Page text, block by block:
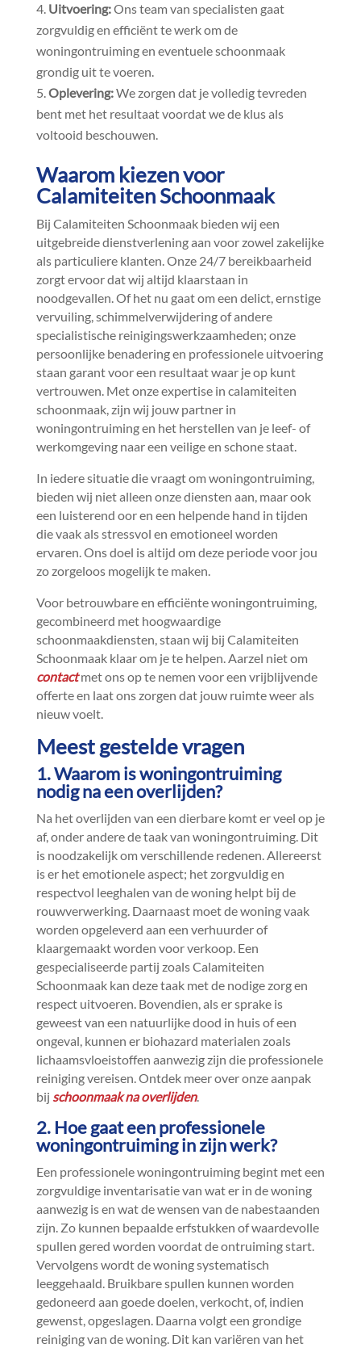
Uitvoering:Ons team van specialisten gaat
zorgvuldig en efficiënt te werk om de
woningontruiming en eventuele schoonmaak
grondig uit te voeren.​
Oplevering:We zorgen dat je volledig tevreden
bent met het resultaat voordat we de klus als
voltooid beschouwen.​
Waarom kiezen voor
Calamiteiten Schoonmaak
Bij Calamiteiten Schoonmaak bieden wij een
uitgebreide dienstverlening aan voor zowel zakelijke
als particuliere klanten.​ Onze 24/7 bereikbaarheid
zorgt ervoor dat wij altijd klaarstaan in
noodgevallen.​ Of het nu gaat om een delict, ernstige
vervuiling, schimmelverwijdering of andere
specialistische reinigingswerkzaamheden; onze
persoonlijke benadering en professionele uitvoering
staan garant voor een resultaat waar je op kunt
vertrouwen.​ Met onze expertise in calamiteiten
schoonmaak, zijn wij jouw partner in
woningontruiming en het herstellen van je leef- of
werkomgeving naar een veilige en schone staat.​
In iedere situatie die vraagt om woningontruiming,
bieden wij niet alleen onze diensten aan, maar ook
een luisterend oor en een helpende hand in tijden
die vaak als stressvol en emotioneel worden
ervaren.​ Ons doel is altijd om deze periode voor jou
zo zorgeloos mogelijk te maken.​
Voor betrouwbare en efficiënte woningontruiming,
gecombineerd met hoogwaardige
schoonmaakdiensten, staan wij bij Calamiteiten
Schoonmaak klaar om je te helpen.​ Aarzel niet om
contactmet ons op te nemen voor een vrijblijvende
offerte en laat ons zorgen dat jouw ruimte weer als
nieuw voelt.​
Meest gestelde vragen
1.​ Waarom is woningontruiming
nodig na een overlijden?
Na het overlijden van een dierbare komt er veel op je
af, onder andere de taak van woningontruiming.​ Dit
is noodzakelijk om verschillende redenen.​ Allereerst
is er het emotionele aspect; het zorgvuldig en
respectvol leeghalen van de woning helpt bij de
rouwverwerking.​ Daarnaast moet de woning vaak
worden opgeleverd aan een verhuurder of
klaargemaakt worden voor verkoop.​ Een
gespecialiseerde partij zoals Calamiteiten
Schoonmaak kan deze taak met de nodige zorg en
respect uitvoeren.​ Bovendien, als er sprake is
geweest van een natuurlijke dood in huis of een
ongeval, kunnen er biohazard materialen zoals
lichaamsvloeistoffen aanwezig zijn die professionele
reiniging vereisen.​ Ontdek meer over onze aanpak
bij schoonmaak na overlijden.​
2.​ Hoe gaat een professionele
woningontruiming in zijn werk?
Een professionele woningontruiming begint met een
zorgvuldige inventarisatie van wat er in de woning
aanwezig is en wat de wensen van de nabestaanden
zijn.​ Zo kunnen bepaalde erfstukken of waardevolle
spullen gered worden voordat de ontruiming start.​
Vervolgens wordt de woning systematisch
leeggehaald.​ Bruikbare spullen kunnen worden
gedoneerd aan goede doelen, verkocht, of, indien
gewenst, opgeslagen.​ Daarna volgt een grondige
reiniging van de woning.​ Dit kan variëren van het